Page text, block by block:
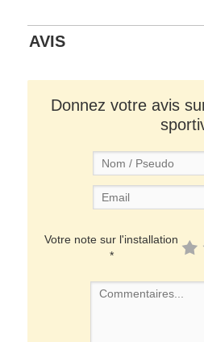
AVIS
Donnez votre avis
Votre note sur l'installation
*